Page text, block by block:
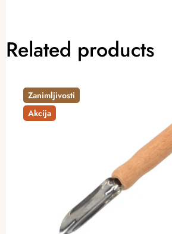
Related products
Zanimljivosti
Akcija